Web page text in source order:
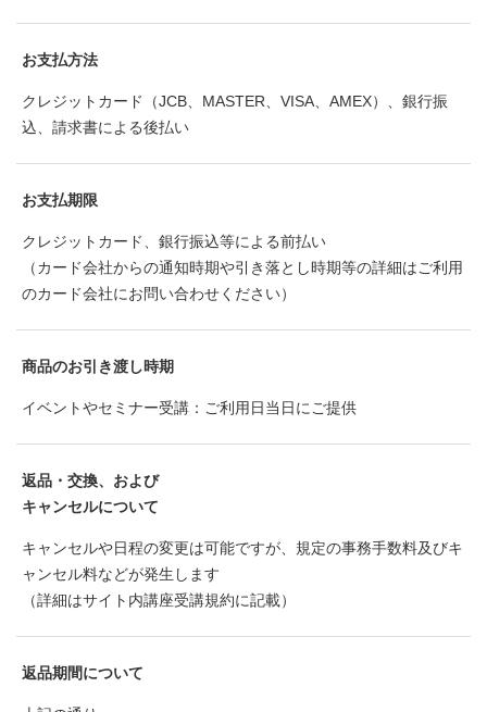
お支払方法
クレジットカード（JCB、MASTER、VISA、AMEX）、銀行振
込、請求書による後払い
お支払期限
クレジットカード、銀行振込等による前払い
（カード会社からの通知時期や引き落とし時期等の詳細はご利用
のカード会社にお問い合わせください）
商品のお引き渡し時期
イベントやセミナー受講：ご利用日当日にご提供
返品・交換、および
キャンセルについて
キャンセルや日程の変更は可能ですが、規定の事務手数料及びキ
ャンセル料などが発生します
（詳細はサイト内講座受講規約に記載）
返品期間について